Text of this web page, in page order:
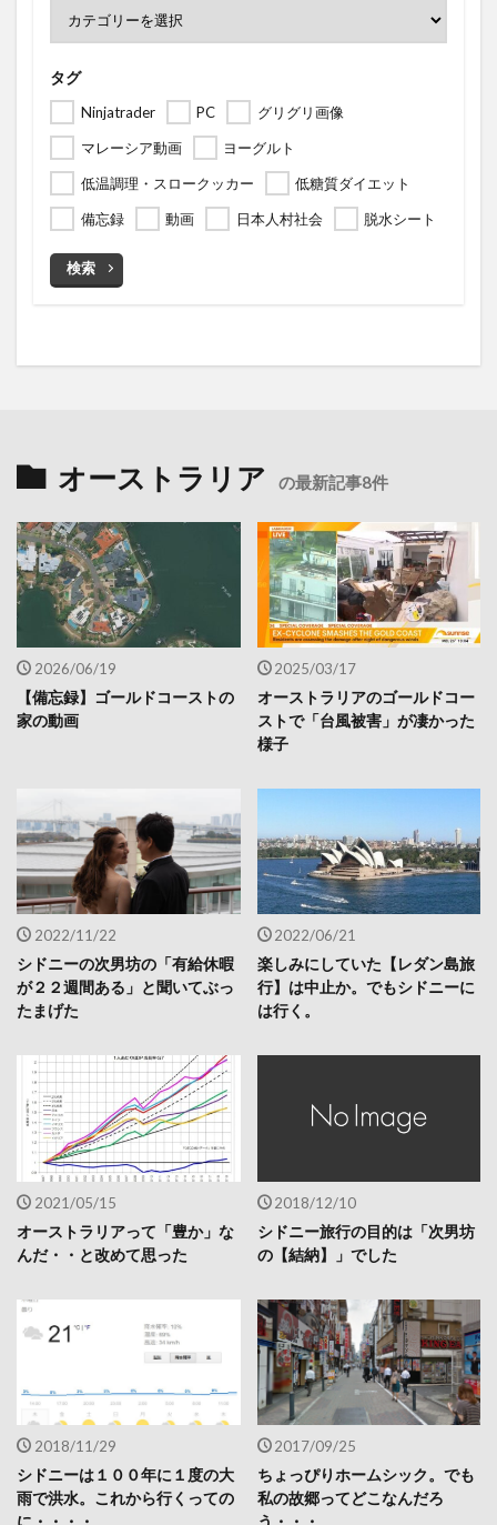
タグ
Ninjatrader PC
グリグリ画像
マレーシア動画
ヨーグルト
低温調理・スロークッカー
低糖質ダイエット
備忘録
動画 日本人村社会 脱水シート
検索
オーストラリア の最新記事8件
2026/06/19
【備忘録】ゴールドコーストの
家の動画
2025/03/17
オーストラリアのゴールドコー
ストで「台風被害」が凄かった
様子
2022/11/22
シドニーの次男坊の「有給休暇
が２２週間ある」と聞いてぶっ
たまげた
2022/06/21
楽しみにしていた【レダン島旅
行】は中止か。でもシドニーに
は行く。
2021/05/15
オーストラリアって「豊か」な
んだ・・と改めて思った
2018/12/10
シドニー旅行の目的は「次男坊
の【結納】」でした
2018/11/29
シドニーは１００年に１度の大
雨で洪水。これから行くっての
2017/09/25
ちょっぴりホームシック。でも
私の故郷ってどこなんだろ